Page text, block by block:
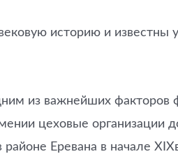
историю и известны
из важнейших факторов
цеховые организации
Еревана в начале